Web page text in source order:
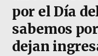
por el Día
sabemos
dejan